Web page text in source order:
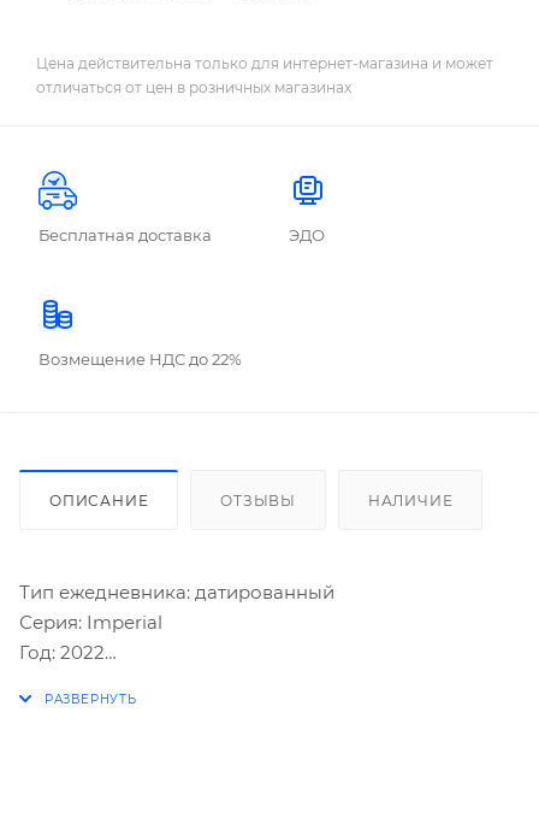
Цена действительна только для интернет-магазина и может
отличаться от цен в розничных магазинах
Бесплатная доставка ЭДО
Возмещение НДС до 22%
ОПИСАНИЕ ОТЗЫВЫ НАЛИЧИЕ
Тип ежедневника: датированный
Серия: Imperial
Год: 2022